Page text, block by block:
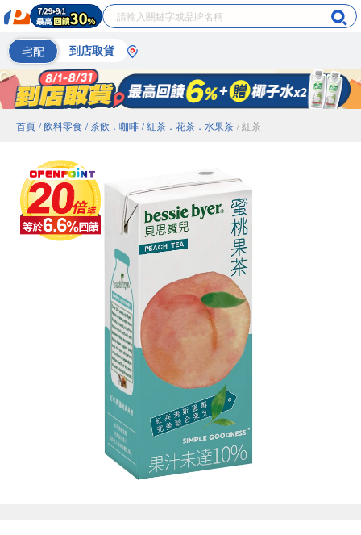
宅配 到店取貨
首頁 / 飲料零食 / 茶飲．咖啡 / 紅茶．花茶．水果茶 / 紅茶